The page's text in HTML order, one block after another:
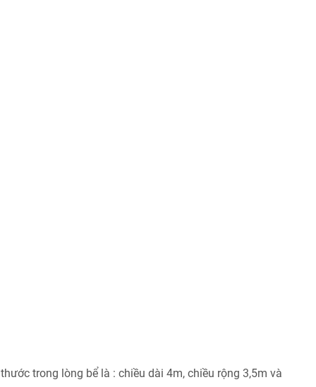
trong lòng bể là : chiều dài 4m, chiều rộng 3,5m và